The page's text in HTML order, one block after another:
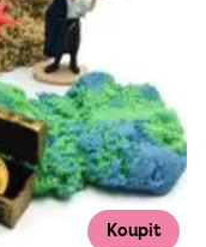
Koupit